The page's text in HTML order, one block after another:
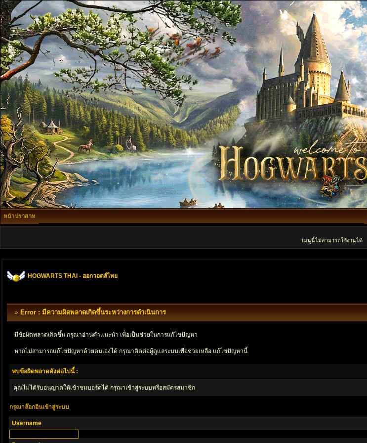
หน้าปราสาท
เมนูนี้ไม่สามารถใช้งานได้
HOGWARTS THAI - ฮอกวอตส์ไทย
Error : มีความผิดพลาดเกิดขึ้นระหว่างการดำเนินการ
มีข้อผิดพลาดเกิดขึ้น กรุณาอ่านคำแนะนำ เพื่อเป็นช่วยในการแก้ไขปัญหา
หากไม่สามารถแก้ไขปัญหาด้วยตนเองได้ กรุณาติตด่อผู้ดูแลระบบเพื่อช่วยเหลือ แก้ไขปัญหานี้
พบข้อผิดพลาดดังต่อไปนี้ :
คุณไม่ได้รับอนุญาตให้เข้าชมบอร์ดได้ กรุณาเข้าสู่ระบบหรือสมัครสมาชิก
กรุณาล๊อกอินเข้าสู่ระบบ
Username